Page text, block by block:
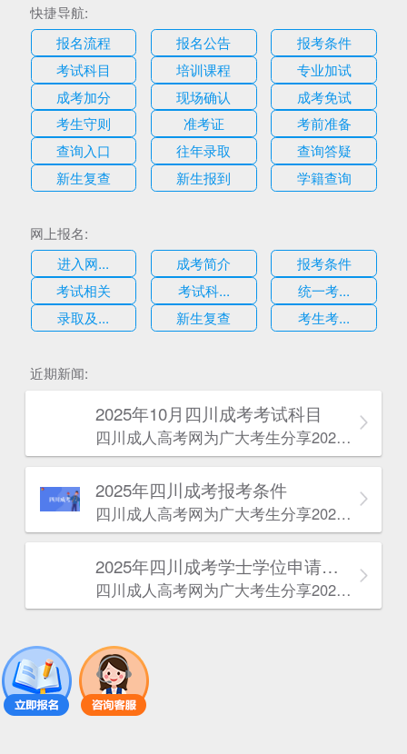
快捷导航:
报名流程
报名公告
报考条件
考试科目
培训课程
专业加试
成考加分
现场确认
成考免试
考生守则
准考证
考前准备
查询入口
往年录取
查询答疑
新生复查
新生报到 学籍查询
网上报名:
进入网...
成考简介
报考条件
考试相关
考试科...
统一考...
录取及...
新生复查 考生考...
近期新闻:
2025年10月四川成考考试科目
四川成人高考网​为广大考生分享2025年10月四川成考考试科目。为广大在职人员和社会人士提供学历提升的机会。更多四川成考考试信息，欢迎在线访问四川成人高考网。
2025年‌‌‌‌四川成考报考条件
四川成人高考网​为广大考生分享2025年‌‌‌‌四川成考报考条件。为广大在职人员和社会人士提供学历提升的机会。更多四川成考考试信息，欢迎在线访问四川成人高考网。
2025年‌‌‌‌四川成考学士学位申请条件
四川成人高考网​为广大考生分享2025年‌‌‌‌四川成考学士学位申请条件。为广大在职人员和社会人士提供学历提升的机会。更多四川成考考试信息，欢迎在线访问四川成人高考网。